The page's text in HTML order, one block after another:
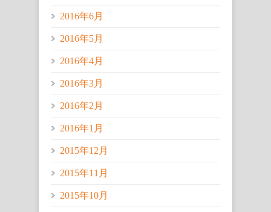
2016年6月
2016年5月
2016年4月
2016年3月
2016年2月
2016年1月
2015年12月
2015年11月
2015年10月